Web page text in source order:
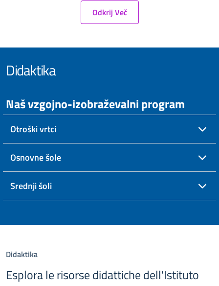
Odkrij Več
Didaktika
Naš vzgojno-izobraževalni program
Otroški vrtci
Osnovne šole
Srednji šoli
Didaktika
Esplora le risorse didattiche dell'Istituto